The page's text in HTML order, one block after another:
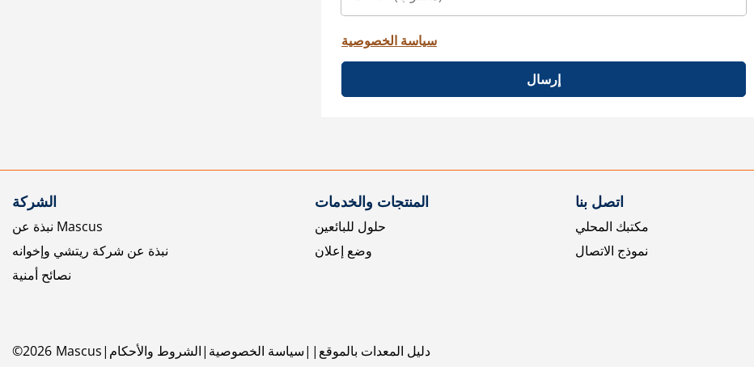
سياسة الخصوصية
إرسال
الشركة
نبذة عن Mascus
نبذة عن شركة ريتشي وإخوانه
نصائح أمنية
المنتجات والخدمات
حلول للبائعين
وضع إعلان
اتصل بنا
مكتبك المحلي
نموذج الاتصال
©2026 Mascus الشروط والأحكام سياسة الخصوصية دليل المعدات بالموقع